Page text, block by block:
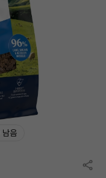
남음